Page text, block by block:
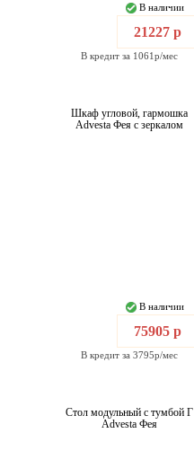
В наличии
21227 р
В кредит за 1061р/мес
Шкаф угловой, гармошка
Advesta Фея с зеркалом
В наличии
75905 р
В кредит за 3795р/мес
Стол модульный с тумбой Г
Advesta Фея